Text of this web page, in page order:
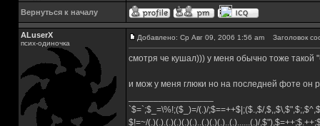
Вернуться к началу
ALuserX
псих-одиночка
Добавлено: Ср Авг 09, 2006 1:56 am Заголовок
смотря че кушал))) у меня обычно тоже такой
и мож у меня глюки но на последней фоте он
`$=`;$_=\%!;($_)=/(.)/;$==++$|;($.,$/
$!=~/(.)(.).(.)(.)(.)(.)..(.)(.)(.)..(.)......(.)/